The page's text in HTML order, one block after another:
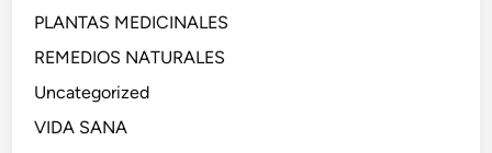
PLANTAS MEDICINALES
REMEDIOS NATURALES
Uncategorized
VIDA SANA